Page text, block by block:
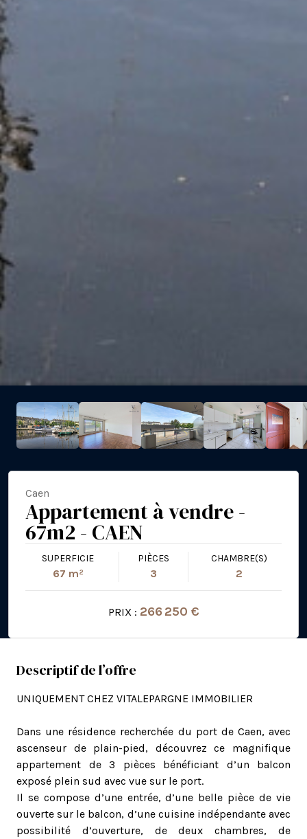
Caen
Appartement à vendre -
67m2 - CAEN
SUPERFICIE
67 m²
PIÈCES
3
CHAMBRE(S)
2
PRIX : 266 250 €
Descriptif de l’offre
UNIQUEMENT CHEZ VITALEPARGNE IMMOBILIER
Dans une résidence recherchée du port de Caen, avec
ascenseur de plain-pied, découvrez ce magnifique
appartement de 3 pièces bénéficiant d’un balcon
exposé plein sud avec vue sur le port.
Il se compose d’une entrée, d’une belle pièce de vie
ouverte sur le balcon, d’une cuisine indépendante avec
possibilité d’ouverture, de deux chambres, de